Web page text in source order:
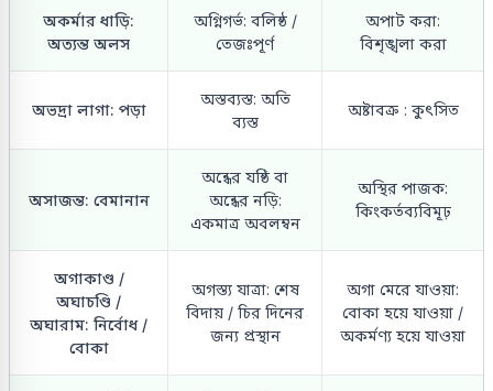
অকর্মার ধাড়ি:
অত্যন্ত অলস
অগ্নিগর্ভ: বলিষ্ঠ /
তেজঃপূর্ণ
অপাট করা:
বিশৃঙ্খলা করা
অভদ্রা লাগা: পড়া
অস্তব্যস্ত: অতি
ব্যস্ত
অষ্টাবক্র : কুৎসিত
অসাজন্ত: বেমানান
অন্ধের যষ্ঠি বা
অন্ধের নড়ি:
একমাত্র অবলম্বন
অস্থির পাজক:
কিংকর্তব্যবিমূঢ়
অগাকাণ্ড /
অঘাচণ্ডি /
অঘারাম: নির্বোধ /
বোকা
অগস্ত্য যাত্রা: শেষ
বিদায় / চির দিনের
জন্য প্রস্থান
অগা মেরে যাওয়া:
বোকা হয়ে যাওয়া /
অকর্মণ্য হয়ে যাওয়া